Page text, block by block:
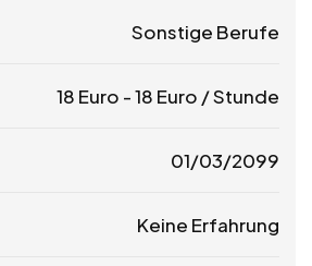
Sonstige Berufe
18 Euro -18 Euro / Stunde
01/03/2099
Keine Erfahrung